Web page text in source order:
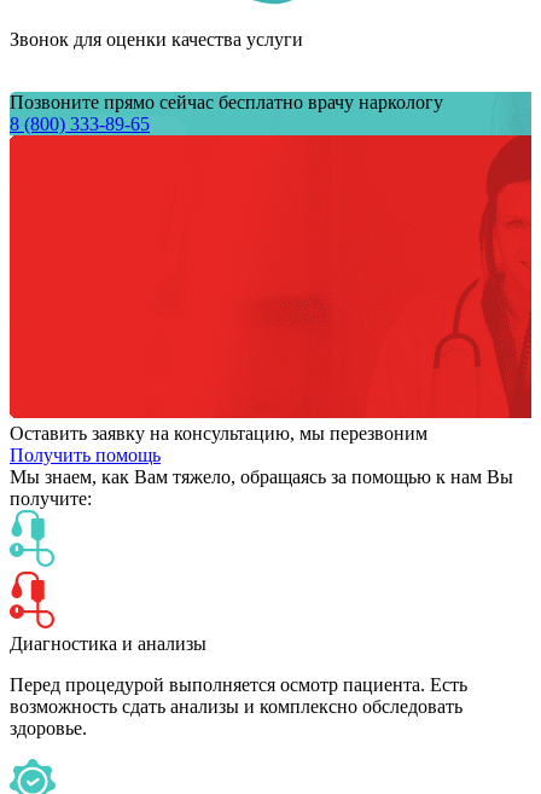
Звонок для оценки качества услуги
Позвоните прямо сейчас бесплатно врачу наркологу
8 (800) 333-89-65
Оставить заявку на консультацию, мы перезвоним
Получить помощь
Мы знаем, как Вам тяжело, обращаясь за помощью к нам Вы
получите:
Диагностика и анализы
Перед процедурой выполняется осмотр пациента. Есть
возможность сдать анализы и комплексно обследовать
здоровье.